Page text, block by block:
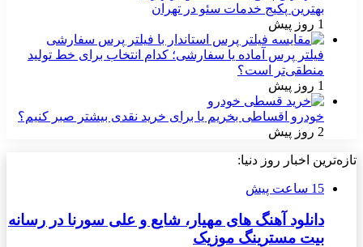
بهترین پکیج خدمات سئو در تهران
1 روز پیش
فیلتر پرس آماده یا سفارشی؛ کدام انتخاب برای خط تولید
منطقی‌تر است؟
1 روز پیش
خودرو اقساطی بخریم یا برای خرید نقدی بیشتر صبر کنیم؟
2 روز پیش
تازه‌ترین اخبار روز دنیا:
15 ساعت پیش
دانلود آهنگ های مهیار، شایع و علی سورنا در رسانه
بیت مسترینگ موزیک